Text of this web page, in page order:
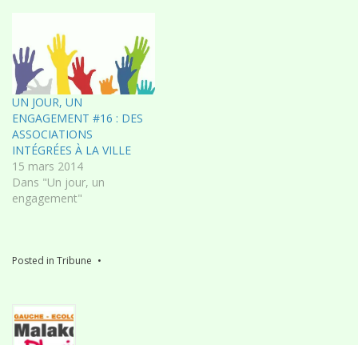
UN JOUR, UN
ENGAGEMENT #16 : DES
ASSOCIATIONS
INTÉGRÉES À LA VILLE
15 mars 2014
Dans "Un jour, un
engagement"
Posted in Tribune